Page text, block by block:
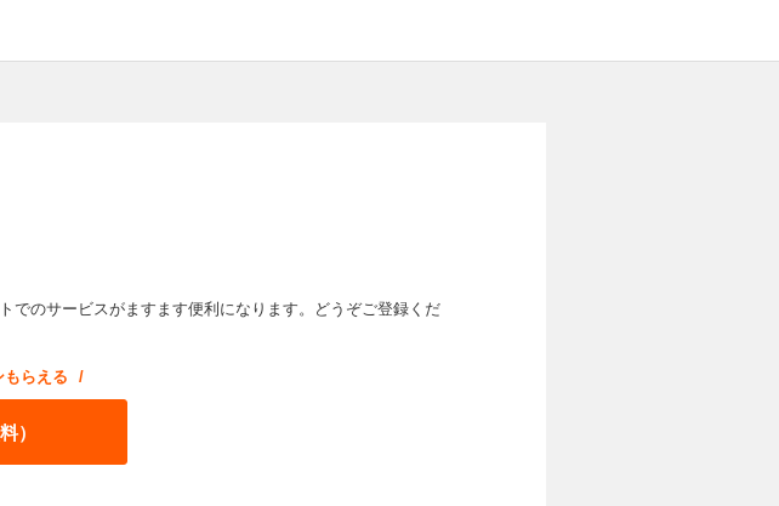
でのサービスがますます便利になります。どうぞご登録くだ
らえる /
）